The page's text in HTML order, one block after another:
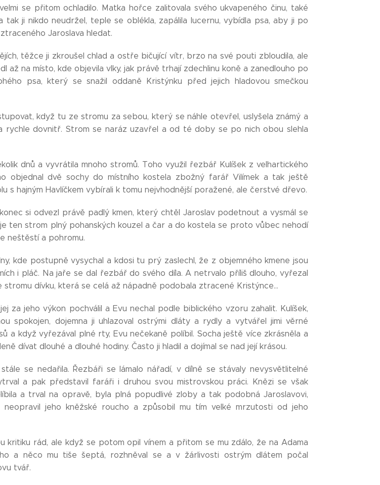
se přitom ochladilo. Matka hořce zalitovala svého ukvapeného činu, také
tak ji nikdo neudržel, teple se oblékla, zapálila lucernu, vybídla psa, aby ji po
Jaroslava hledat.
těžce ji zkroušel chlad a ostře bičující vítr, brzo na své pouti zbloudila, ale
až na místo, kde objevila vlky, jak právě trhají zdechlinu koně a zanedlouho po
psa, který se snažil oddaně Kristýnku před jejich hladovou smečkou
když tu ze stromu za sebou, který se náhle otevřel, uslyšela známý a
rychle dovnitř. Strom se naráz uzavřel a od té doby se po nich obou slehla
dnů a vyvrátila mnoho stromů. Toho využil řezbář Kulíšek z velhartického
objednal dvě sochy do místního kostela zbožný farář Vilímek a tak ještě
s hajným Havlíčkem vybírali k tomu nejvhodnější poražené, ale čerstvé dřevo.
si odvezl právě padlý kmen, který chtěl Jaroslav podetnout a vysmál se
ten strom plný pohanských kouzel a čar a do kostela se proto vůbec nehodí
neštěstí a pohromu.
kde postupně vysychal a kdosi tu prý zaslechl, že z objemného kmene jsou
i pláč. Na jaře se dal řezbář do svého díla. A netrvalo příliš dlouho, vyřezal
stromu dívku, která se celá až nápadně podobala ztracené Kristýnce...
za jeho výkon pochválil a Evu nechal podle biblického vzoru zahalit. Kulíšek,
spokojen, dojemna ji uhlazoval ostrými dláty a rydly a vytvářel jimi věrné
a když vyřezával plné rty, Evu nečekaně políbil. Socha ještě více zkrásněla a
dívat dlouhé a dlouhé hodiny. Často ji hladil a dojímal se nad její krásou.
se nedařila. Řezbáři se lámalo nářadí, v dílně se stávaly nevysvětlitelné
a pak představil faráři i druhou svou mistrovskou práci. Knězi se však
a trval na opravě, byla plná popudlivé zloby a tak podobná Jaroslavovi,
neopravil jeho kněžské roucho a způsobil mu tím velké mrzutosti od jeho
kritiku rád, ale když se potom opil vínem a přitom se mu zdálo, že na Adama
a něco mu tiše šeptá, rozhněval se a v žárlivosti ostrým dlátem počal
tvář.